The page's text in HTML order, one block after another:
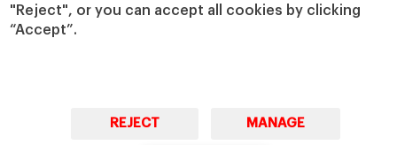
"Reject", or you can accept all cookies by clicking
“Accept”.
REJECT MANAGE